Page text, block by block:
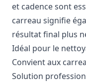
et cadence sont
carreau signifie
résultat final plus
Idéal pour le
Convient aux
Solution